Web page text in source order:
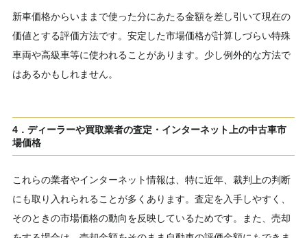
新車価格からいままで使った分にあたる金額を差し引いて現在の
価値とする評価方法です。安定した市場価格が計算しづらい特殊
車両や高級車等に使われることがあります。少し例外的な方法で
はあるかもしれません。
4．ディーラーや買取業者の査定・インターネット上の中古車市
場価格
これらの業者やインターネット情報は、特に近年、裁判上の判断
にも取り入れられることが多くあります。査定を入手しやすく、
そのときの市場価格の動向を反映しているためです。また、売却